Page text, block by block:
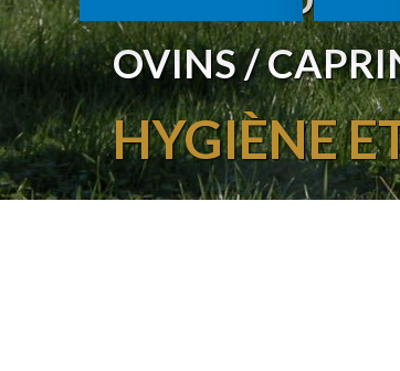
OVINS /
HYGIÈNE